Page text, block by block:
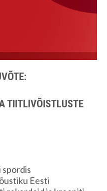
TIITLIVÕISTLUSTE
spordis
Eesti